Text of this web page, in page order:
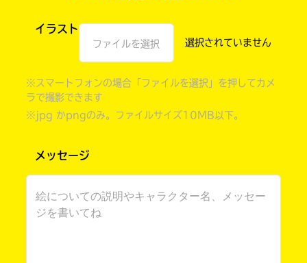
イラスト
ファイルを選択
※スマートフォンの場合「ファイルを選択」を押してカメ
ラで撮影できます
※jpg かpngのみ。ファイルサイズ10MB以下。
メッセージ